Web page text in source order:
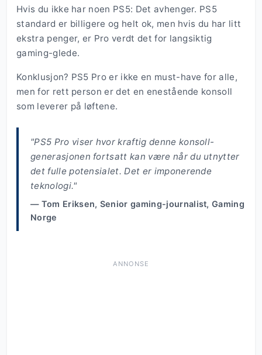
Hvis du ikke har noen PS5: Det avhenger. PS5
standard er billigere og helt ok, men hvis du har litt
ekstra penger, er Pro verdt det for langsiktig
gaming-glede.
Konklusjon? PS5 Pro er ikke en must-have for alle,
men for rett person er det en enestående konsoll
som leverer på løftene.
"PS5 Pro viser hvor kraftig denne konsoll-
generasjonen fortsatt kan være når du utnytter
det fulle potensialet. Det er imponerende
teknologi."
— Tom Eriksen, Senior gaming-journalist, Gaming
Norge
ANNONSE